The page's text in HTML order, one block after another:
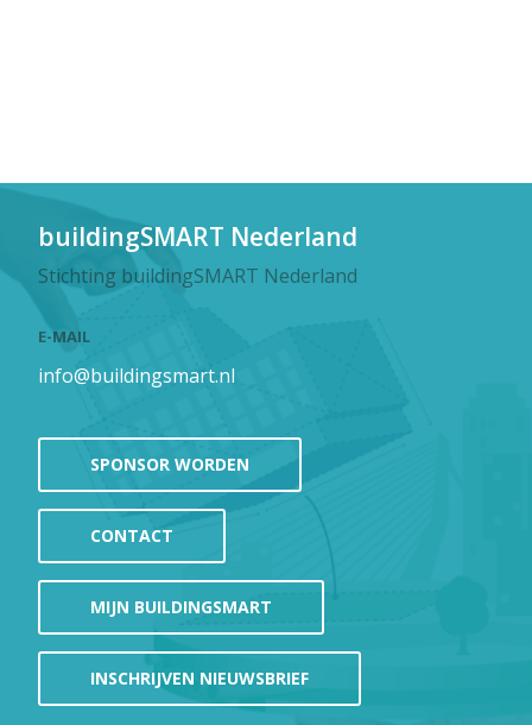
buildingSMART Nederland
Stichting buildingSMART Nederland
E-MAIL
info@buildingsmart.nl
SPONSOR WORDEN
CONTACT
MIJN BUILDINGSMART
INSCHRIJVEN NIEUWSBRIEF